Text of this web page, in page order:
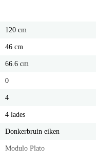
120 cm
46 cm
66.6 cm
0
4
4 lades
Donkerbruin eiken
Modulo Plato